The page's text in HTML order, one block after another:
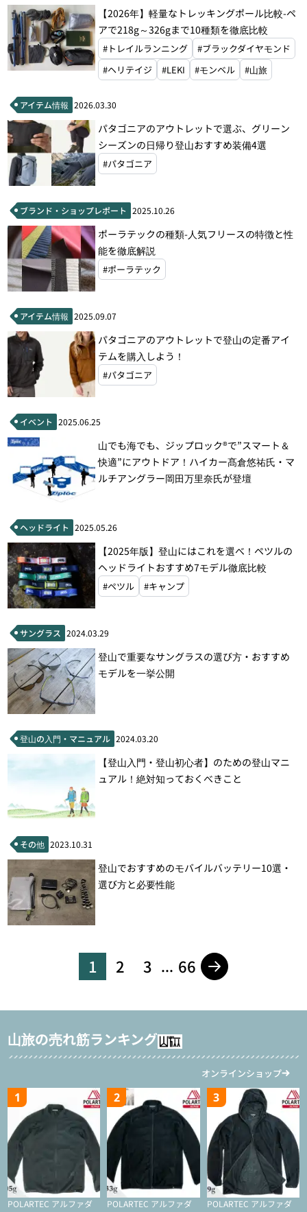
【2026年】軽量なトレッキングポール比較-ペ
アで218g～326gまで10種類を徹底比較
#トレイルランニング
#ブラックダイヤモンド
#ヘリテイジ
#LEKI #モンベル #山旅
アイテム情報 2026.03.30
パタゴニアのアウトレットで選ぶ、グリーン
シーズンの日帰り登山おすすめ装備4選
#パタゴニア
ブランド・ショップレポート 2025.10.26
ポーラテックの種類-人気フリースの特徴と性
能を徹底解説
#ポーラテック
アイテム情報 2025.09.07
パタゴニアのアウトレットで登山の定番アイ
テムを購入しよう！
#パタゴニア
イベント 2025.06.25
山でも海でも、ジップロック®で”スマート＆
快適”にアウトドア！ハイカー髙倉悠祐氏・マ
ルチアングラー岡田万里奈氏が登壇
ヘッドライト 2025.05.26
【2025年版】登山にはこれを選べ！ペツルの
ヘッドライトおすすめ7モデル徹底比較
#ペツル #キャンプ
サングラス 2024.03.29
登山で重要なサングラスの選び方・おすすめ
モデルを一挙公開
登山の入門・マニュアル 2024.03.20
【登山入門・登山初心者】のための登山マニ
ュアル！絶対知っておくべきこと
その他 2023.10.31
登山でおすすめのモバイルバッテリー10選・
選び方と必要性能
1 2 3 ... 66
山旅の売れ筋ランキング
オンラインショップ
1
POLARTEC アルファダ
2
POLARTEC アルファダ
3
POLARTEC アルファダ